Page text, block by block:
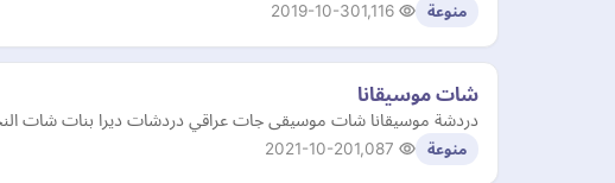
منوعة 2019-10-30
شات موسيقانا
دردشة موسيقانا شات موسيقى جات عراقي دردشات ديرا بنات شات
منوعة 2021-10-20